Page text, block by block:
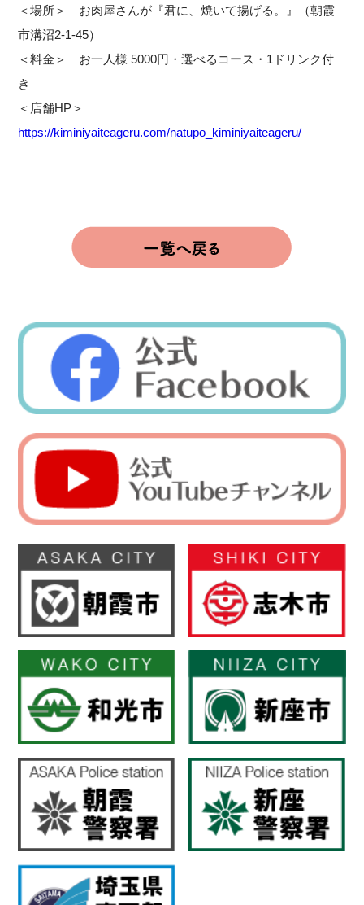
＜場所＞ お肉屋さんが『君に、焼いて揚げる。』（朝霞
市溝沼2-1-45）
＜料金＞ お一人様 5000円・選べるコース・1ドリンク付
き
＜店舗HP＞
https://kiminiyaiteageru.com/natupo_kiminiyaiteageru/